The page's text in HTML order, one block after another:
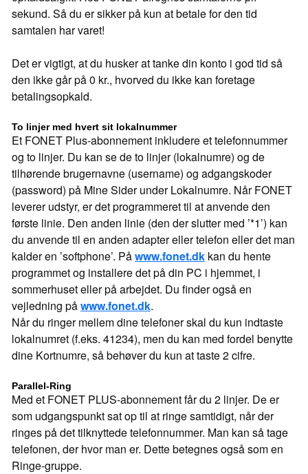
sekund. Så du er sikker på kun at betale for den tid
samtalen har varet!
Det er vigtigt, at du husker at tanke din konto i god tid så
den ikke går på 0 kr., hvorved du ikke kan foretage
betalingsopkald.
To linjer med hvert sit lokalnummer
Et FONET Plus-abonnement inkludere et telefonnummer
og to linjer. Du kan se de to linjer (lokalnumre) og de
tilhørende brugernavne (username) og adgangskoder
(password) på Mine Sider under Lokalnumre. Når FONET
leverer udstyr, er det programmeret til at anvende den
første linie. Den anden linie (den der slutter med ’*1’) kan
du anvende til en anden adapter eller telefon eller det man
kalder en ’softphone’. Påwww.fonet.dk kan du hente
programmet og installere det på din PC i hjemmet, i
sommerhuset eller på arbejdet. Du finder også en
vejledning påwww.fonet.dk.
Når du ringer mellem dine telefoner skal du kun indtaste
lokalnumret (f.eks. 41234), men du kan med fordel benytte
dine Kortnumre, så behøver du kun at taste 2 cifre.
Parallel-Ring
Med et FONET PLUS-abonnement får du 2 linjer. De er
som udgangspunkt sat op til at ringe samtidigt, når der
ringes på det tilknyttede telefonnummer. Man kan så tage
telefonen, der hvor man er. Dette betegnes også som en
Ringe-gruppe.